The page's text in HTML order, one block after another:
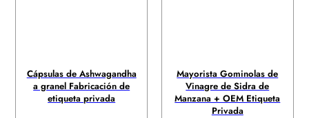
Cápsulas de Ashwagandha
a granel Fabricación de
etiqueta privada
Mayorista Gominolas de
Vinagre de Sidra de
Manzana + OEM Etiqueta
Privada